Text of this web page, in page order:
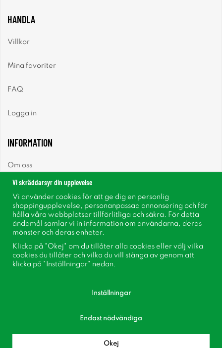
HANDLA
Villkor
Mina favoriter
FAQ
Logga in
INFORMATION
Om oss
Nyhetsbrev
Om cookies
Inspiration
Bli medlem i vår kundklubb!
Vi skräddarsyr din upplevelse
Vi använder cookies för att ge dig en personlig
shoppingupplevelse, personanpassad annonsering och för
hålla våra webbplatser tillförlitliga och säkra. För detta
ändamål samlar vi in information om användarna, deras
mönster och deras enheter.
Klicka på "Okej" om du tillåter alla cookies eller välj vilka
cookies du tillåter och vilka du vill stänga av genom att
klicka på "Inställningar" nedan.
Inställningar
Endast nödvändiga
Okej